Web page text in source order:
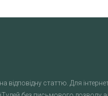
статтю. Для